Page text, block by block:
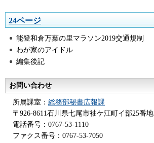
24ページ
能登和倉万葉の里マラソン2019交通規制
わが家のアイドル
編集後記
お問い合わせ
所属課室： 総務部秘書広報課
〒926-8611石川県七尾市袖ケ江町イ部25番地
電話番号：0767-53-1110
ファクス番号：0767-53-7050